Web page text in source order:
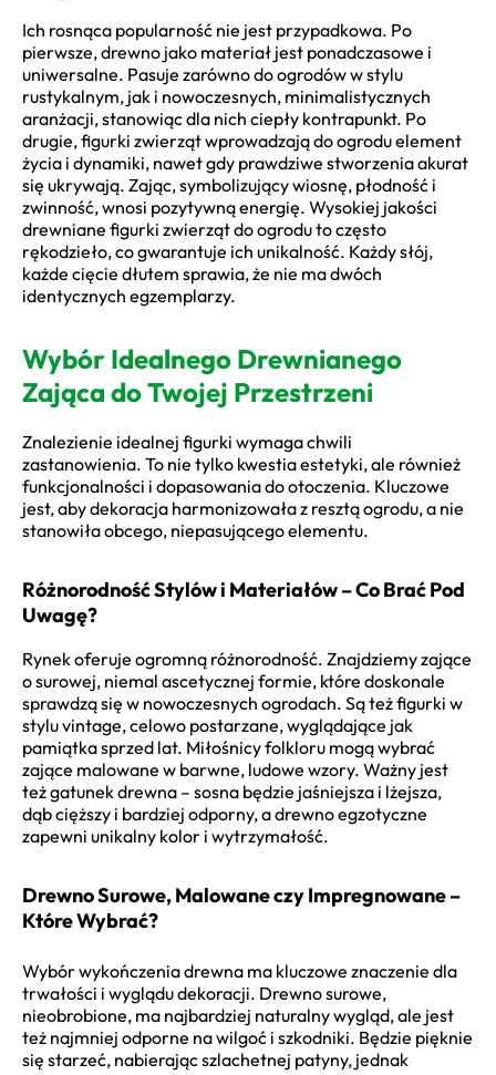
Ich rosnąca popularność nie jest przypadkowa. Po
pierwsze, drewno jako materiał jest ponadczasowe i
uniwersalne. Pasuje zarówno do ogrodów w stylu
rustykalnym, jak i nowoczesnych, minimalistycznych
aranżacji, stanowiąc dla nich ciepły kontrapunkt. Po
drugie, figurki zwierząt wprowadzają do ogrodu element
życia i dynamiki, nawet gdy prawdziwe stworzenia akurat
się ukrywają. Zając, symbolizujący wiosnę, płodność i
zwinność, wnosi pozytywną energię. Wysokiej jakości
drewniane figurki zwierząt do ogrodu to często
rękodzieło, co gwarantuje ich unikalność. Każdy słój,
każde cięcie dłutem sprawia, że nie ma dwóch
identycznych egzemplarzy.
Wybór Idealnego Drewnianego
Zająca do Twojej Przestrzeni
Znalezienie idealnej figurki wymaga chwili
zastanowienia. To nie tylko kwestia estetyki, ale również
funkcjonalności i dopasowania do otoczenia. Kluczowe
jest, aby dekoracja harmonizowała z resztą ogrodu, a nie
stanowiła obcego, niepasującego elementu.
Różnorodność Stylów i Materiałów – Co Brać Pod
Uwagę?
Rynek oferuje ogromną różnorodność. Znajdziemy zające
o surowej, niemal ascetycznej formie, które doskonale
sprawdzą się w nowoczesnych ogrodach. Są też figurki w
stylu vintage, celowo postarzane, wyglądające jak
pamiątka sprzed lat. Miłośnicy folkloru mogą wybrać
zające malowane w barwne, ludowe wzory. Ważny jest
też gatunek drewna – sosna będzie jaśniejsza i lżejsza,
dąb cięższy i bardziej odporny, a drewno egzotyczne
zapewni unikalny kolor i wytrzymałość.
Drewno Surowe, Malowane czy Impregnowane –
Które Wybrać?
Wybór wykończenia drewna ma kluczowe znaczenie dla
trwałości i wyglądu dekoracji. Drewno surowe,
nieobrobione, ma najbardziej naturalny wygląd, ale jest
też najmniej odporne na wilgoć i szkodniki. Będzie pięknie
się starzeć, nabierając szlachetnej patyny, jednak